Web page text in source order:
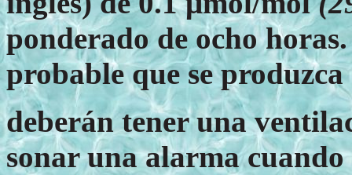
ponderado de ocho
probable que se produzca
deberán tener una
sonar una alarma cuando